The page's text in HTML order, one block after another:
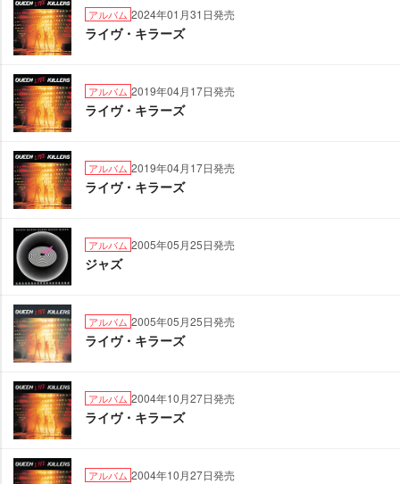
アルバム 2024年01月31日発売
ライヴ・キラーズ
アルバム 2019年04月17日発売
ライヴ・キラーズ
アルバム 2019年04月17日発売
ライヴ・キラーズ
アルバム 2005年05月25日発売
ジャズ
アルバム 2005年05月25日発売
ライヴ・キラーズ
アルバム 2004年10月27日発売
ライヴ・キラーズ
アルバム 2004年10月27日発売